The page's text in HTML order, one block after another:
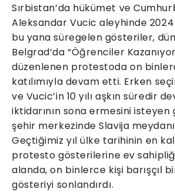
Sırbistan’da hükümet ve
Aleksandar Vucic aleyhinde 2024
bu yana süregelen gösteriler,
Belgrad’da “Öğrenciler
düzenlenen protestoda on
katılımıyla devam etti. Erken
ve Vucic’in 10 yılı aşkın süredir
iktidarının sona ermesini
şehir merkezinde Slavija
Geçtiğimiz yıl ülke tarihinin en
protesto gösterilerine ev
alanda, on binlerce kişi barışçıl
gösteriyi sonlandırdı.